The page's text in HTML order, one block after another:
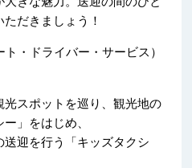
だきましょう！
・ドライバー・サービス）
スポットを巡り、観光地の
」をはじめ、
迎を行う「キッズタクシ